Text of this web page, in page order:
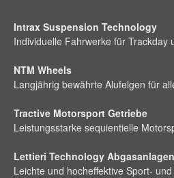
Intrax Suspension Technology
Individuelle Fahrwerke für Trackday
NTM Wheels
Langjährig bewährte Alufelgen für
Tractive Motorsport Getriebe
Leistungsstarke sequientielle
Lettieri Technology Abgasanlagen
Leichte und hocheffektive Sport-